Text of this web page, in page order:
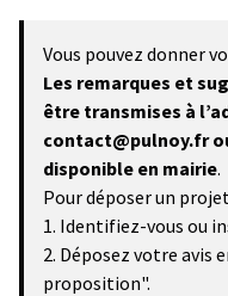
Vous pouvez donner
Les remarques et
être transmises à
contact@pulnoy.fr
disponible en mairie.
Pour déposer un
1. Identifiez-vous ou
2. Déposez votre avis
proposition".